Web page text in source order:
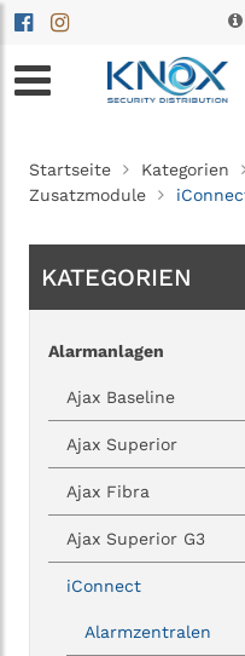
Startseite Kategorien
Zusatzmodule
KATEGORIEN
Alarmanlagen
Ajax Baseline
Ajax Superior
Ajax Fibra
Ajax Superior G3
iConnect
Alarmzentralen